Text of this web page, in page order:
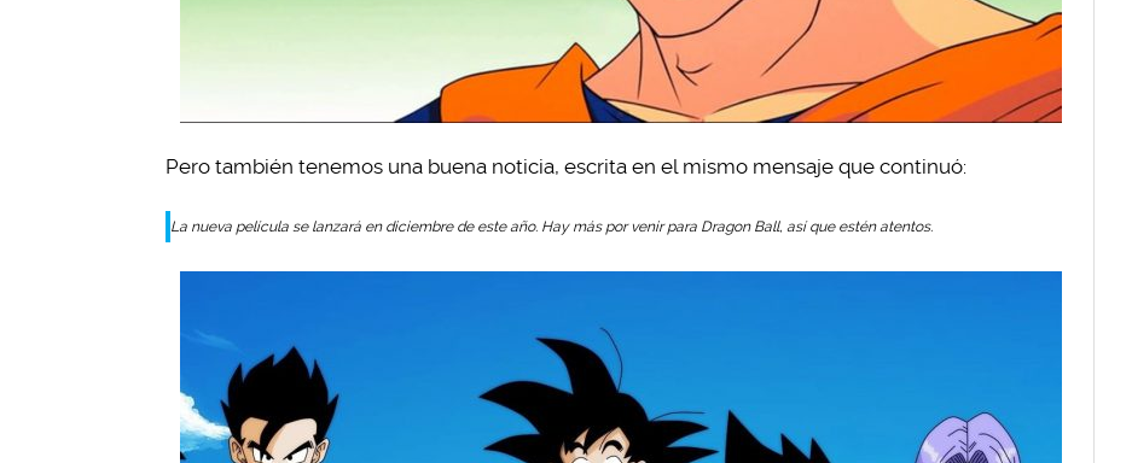
Pero también tenemos una buena noticia, escrita en el mismo mensaje que continuó:
La nueva película se lanzará en diciembre de este año. Hay más por venir para Dragon Ball, así que estén atentos.